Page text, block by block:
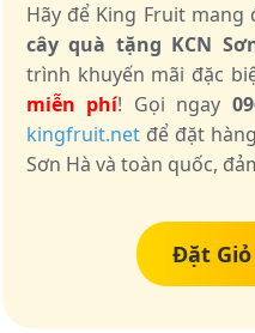
Hãy để King Fruit
cây quà tặng KCN
trình khuyến mãi đặc
miễn phí! Gọi ngay
kingfruit.net để đặt
Sơn Hà và toàn quốc,
Đặt